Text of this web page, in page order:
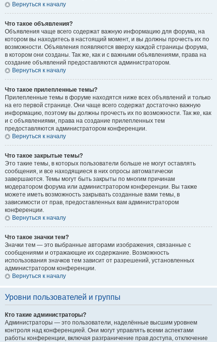
Вернуться к началу
Что такое объявления?
Объявления чаще всего содержат важную информацию для форума, на
котором вы находитесь в настоящий момент, и вы должны прочесть их по
возможности. Объявления появляются вверху каждой страницы форума,
в котором они созданы. Так же, как и с важными объявлениями, права на
создание объявлений предоставляются администратором.
Вернуться к началу
Что такое прилепленные темы?
Прилепленные темы в форуме находятся ниже всех объявлений и только
на его первой странице. Они чаще всего содержат достаточно важную
информацию, поэтому вы должны прочесть их по возможности. Так же, как
и с объявлениями, права на создание прилепленных тем
предоставляются администратором конференции.
Вернуться к началу
Что такое закрытые темы?
Это такие темы, в которых пользователи больше не могут оставлять
сообщения, и все находящиеся в них опросы автоматически
завершаются. Темы могут быть закрыты по многим причинам
модератором форума или администратором конференции. Вы также
можете иметь возможность закрывать созданные вами темы, в
зависимости от прав, предоставленных вам администратором
конференции.
Вернуться к началу
Что такое значки тем?
Значки тем — это выбранные авторами изображения, связанные с
сообщениями и отражающие их содержание. Возможность
использования значков тем зависит от разрешений, установленных
администратором конференции.
Вернуться к началу
Уровни пользователей и группы
Кто такие администраторы?
Администраторы — это пользователи, наделённые высшим уровнем
контроля над конференцией. Они могут управлять всеми аспектами
работы конференции, включая разграничение прав доступа, отключение